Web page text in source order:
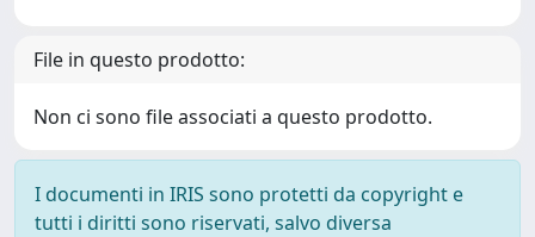
File in questo prodotto:
Non ci sono file associati a questo prodotto.
I documenti in IRIS sono protetti da copyright e
tutti i diritti sono riservati, salvo diversa